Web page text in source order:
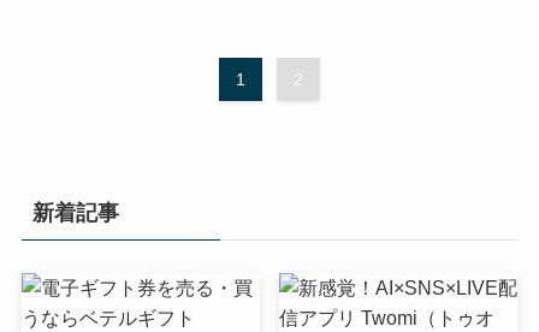
1 2
新着記事